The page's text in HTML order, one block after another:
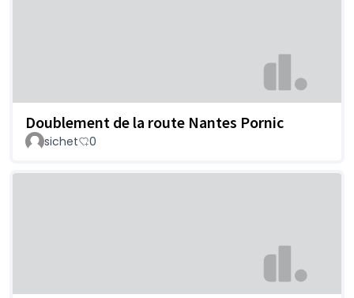
Doublement de la route Nantes Pornic
sichet 0